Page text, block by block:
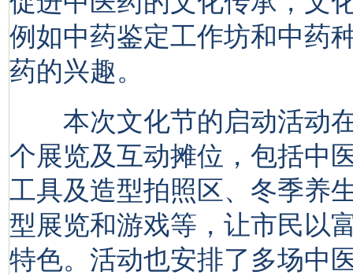
例如中药鉴定工作坊和中药
药的兴趣。
本次文化节的启动活动在
个展览及互动摊位，包括中
工具及造型拍照区、冬季养
型展览和游戏等，让市民以
特色。活动也安排了多场中